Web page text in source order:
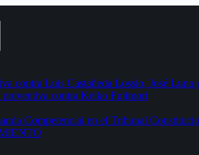
contra Luis Castañeda Lossio, José Luna
contra Keiko Fujimori
Competencial en el Tribunal